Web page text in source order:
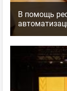
В помощь